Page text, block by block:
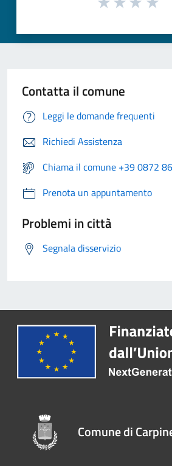
Contatta il comune
Leggi le domande frequenti
Richiedi Assistenza
Chiama il comune +39 0872
Prenota un appuntamento
Problemi in città
Segnala disservizio
Comune di